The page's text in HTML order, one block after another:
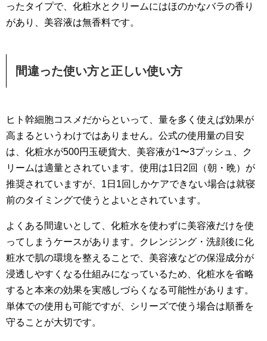
ったタイプで、化粧水とクリームにはほのかなバラの香り
があり、美容液は無香料です。
間違った使い方と正しい使い方
ヒト幹細胞コスメだからといって、量を多く使えば効果が
高まるというわけではありません。公式の使用量の目安
は、化粧水が500円玉硬貨大、美容液が1〜3プッシュ、ク
リームは適量とされています。使用は1日2回（朝・晩）が
推奨されていますが、1日1回しかケアできない場合は就寝
前のタイミングで使うとよいとされています。
よくある間違いとして、化粧水を使わずに美容液だけを使
ってしまうケースがあります。クレンジング・洗顔後に化
粧水で肌の環境を整えることで、美容液などの保湿成分が
浸透しやすくなる仕組みになっているため、化粧水を省略
すると本来の効果を実感しづらくなる可能性があります。
単体での使用も可能ですが、シリーズで使う場合は順番を
守ることが大切です。